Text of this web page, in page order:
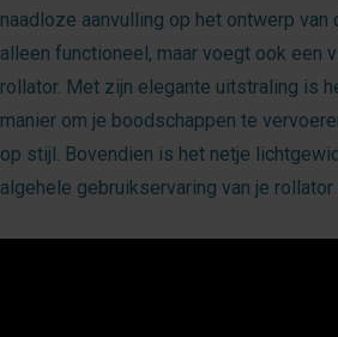
naadloze aanvulling op het ontwerp
alleen functioneel, maar voegt ook een
rollator. Met zijn elegante uitstraling is
manier om je boodschappen te
op stijl. Bovendien is het netje
algehele gebruikservaring van je